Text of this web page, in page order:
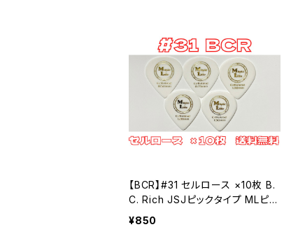
JAZZ XL ジャズ
ポリアセタール
セルロース
ポリアセタール
＃7 スモールティアドロップ
セルロース
ポリアセタール
#14 スモールトライアングル
#20 ルーク
#23-1 JAZZ XL
シールド
【BCR】#31 セルロース ×10枚 B.
C. Rich JSJピックタイプ MLピッ
ク【送料込み】
¥850